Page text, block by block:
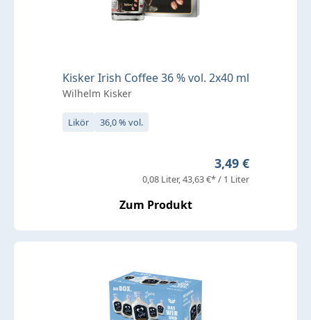
Kisker Irish Coffee 36 % vol. 2x40 ml
Wilhelm Kisker
Likör 36,0 % vol.
Regulärer Preis:
3,49 €
0,08 Liter 43,63 €* / 1 Liter
Zum Produkt